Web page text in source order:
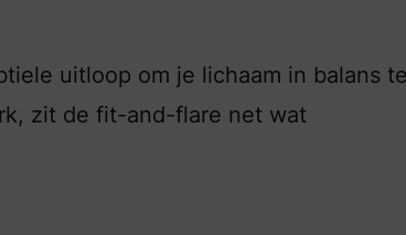
uitloop om je lichaam in balans
zit de fit-and-flare net wat